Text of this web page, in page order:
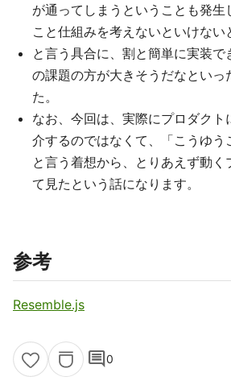
が通ってしまうということも発生
こと仕組みを考えないといけない
と言う具合に、割と簡単に実装
の課題の方が大きそうだなといっ
た。
なお、今回は、実際にプロダクト
介するのではなくて、「こうゆう
と言う着想から、とりあえず動く
て見たという話になります。
参考
Resemble.js
comment0